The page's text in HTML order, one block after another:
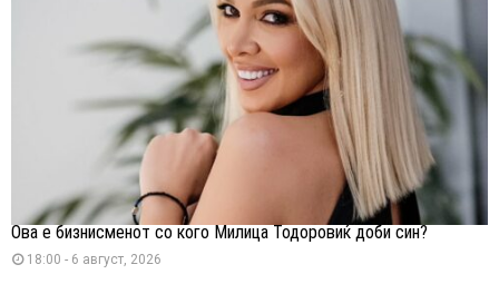
Ова е бизнисменот со кого Милица Тодоровиќ доби син?
18:00 - 6 август, 2026